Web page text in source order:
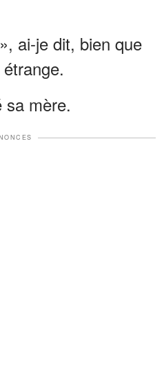
ai-je dit, bien que
sa mère.